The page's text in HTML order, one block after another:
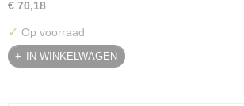
€ 70,18
✓ Op voorraad
IN WINKELWAGEN